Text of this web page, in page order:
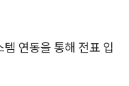
연동을 통해 전표 입